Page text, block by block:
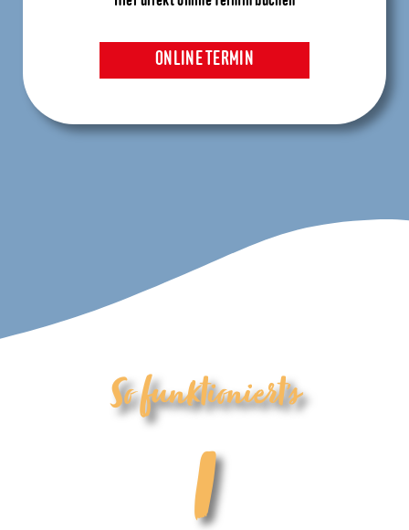
ONLINE TERMIN
So funktioniert’s
1